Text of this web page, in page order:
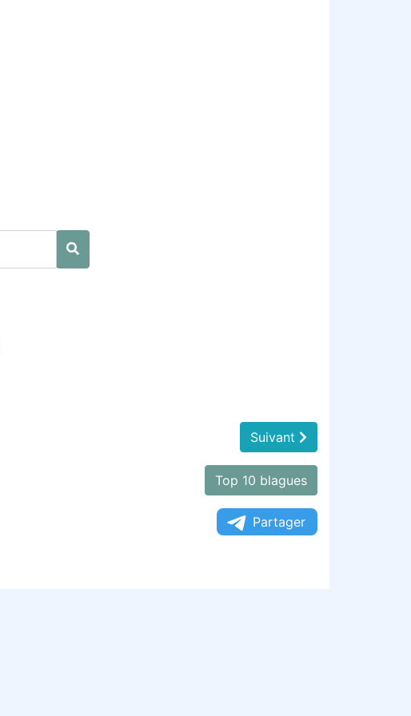
Suivant
Top 10 blagues
Partager